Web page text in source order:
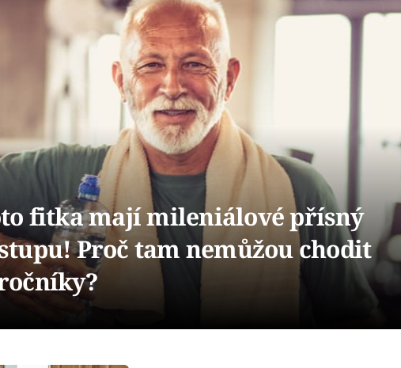
fitka mají mileniálové přísný
Proč tam nemůžou chodit